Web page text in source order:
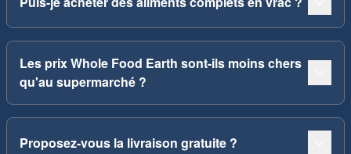
Les prix Whole Food Earth sont-ils moins chers
qu'au supermarché ?
Proposez-vous la livraison gratuite ?